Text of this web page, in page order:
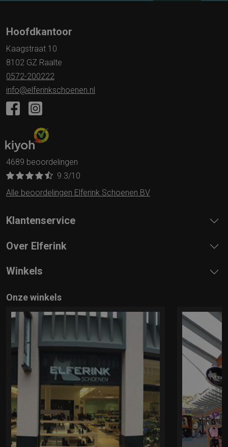
Hoofdkantoor
Kaagstraat 10
8102 GZ Raalte
0572-200222
info@elferinkschoenen.nl
4689 beoordelingen
9.3/10
Alle beoordelingen Elferink Schoenen BV
Klantenservice
Over Elferink
Winkels
Onze winkels